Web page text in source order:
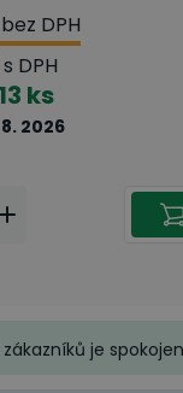
bez DPH
s DPH
13 ks
8. 2026
zákazníků je